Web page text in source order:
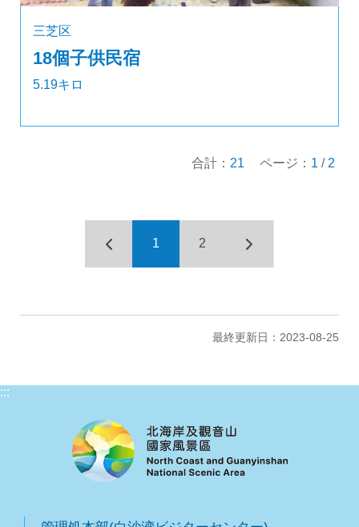
三芝区
18個子供民宿
5.19キロ
合計： 21 ページ： 1 / 2
1 2
最終更新日：2023-08-25
:::